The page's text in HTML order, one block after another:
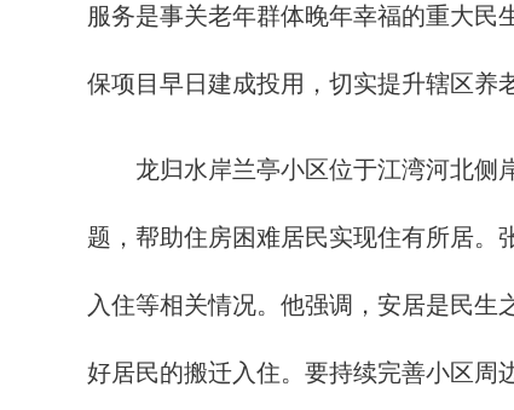
服务是事关老年群体晚年幸福的重大
保项目早日建成投用，切实提升辖区养
龙归水岸兰亭小区位于江湾河北侧岸
题，帮助住房困难居民实现住有所居。
入住等相关情况。他强调，安居是民
好居民的搬迁入住。要持续完善小区周